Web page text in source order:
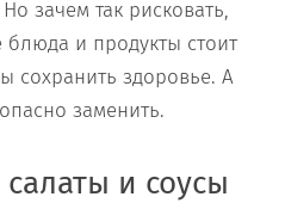
зачем так рисковать,
и продукты стоит
сохранить здоровье. А
заменить.
и соусы